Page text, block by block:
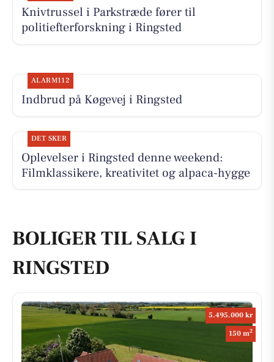
Knivtrussel i Parkstræde fører til
politiefterforskning i Ringsted
ALARM112
Indbrud på Køgevej i Ringsted
DET SKER
Oplevelser i Ringsted denne weekend:
Filmklassikere, kreativitet og alpaca-hygge
BOLIGER TIL SALG I
RINGSTED
5.495.000 kr
150 m2